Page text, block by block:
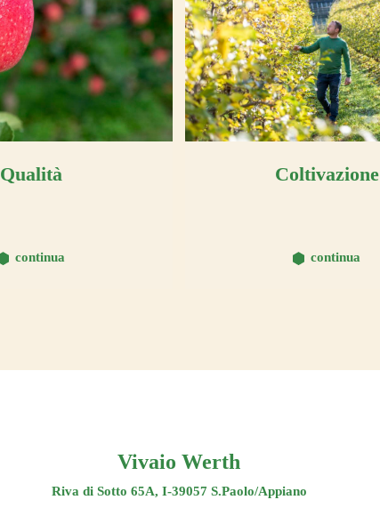
Qualità
continua
Coltivazione
continua
Vivaio Werth
Riva di Sotto 65A, I-39057 S.Paolo/Appiano